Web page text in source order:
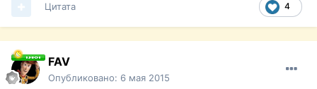
4
Цитата
FAV
Опубликовано: 6 мая 2015